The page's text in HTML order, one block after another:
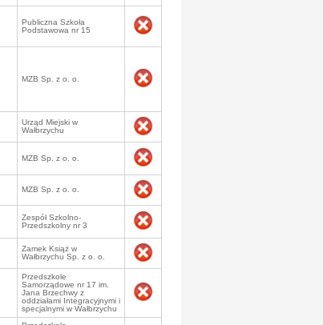
Publiczna Szkoła
Podstawowa nr 15
MZB Sp. z o. o.
Urząd Miejski w
Wałbrzychu
MZB Sp. z o. o.
MZB Sp. z o. o.
Zespół Szkolno-
Przedszkolny nr 3
Zamek Książ w
Wałbrzychu Sp. z o. o.
Przedszkole
Samorządowe nr 17 im.
Jana Brzechwy z
oddziałami Integracyjnymi i
specjalnymi w Wałbrzychu